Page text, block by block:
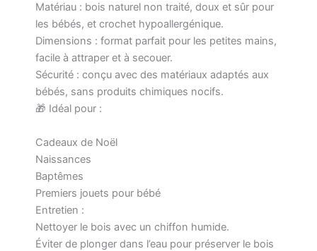
Matériau : bois naturel non traité, doux et sûr pour
les bébés, et crochet hypoallergénique.
Dimensions : format parfait pour les petites mains,
facile à attraper et à secouer.
Sécurité : conçu avec des matériaux adaptés aux
bébés, sans produits chimiques nocifs.
🎁 Idéal pour :
Cadeaux de Noël
Naissances
Baptêmes
Premiers jouets pour bébé
Entretien :
Nettoyer le bois avec un chiffon humide.
Éviter de plonger dans l’eau pour préserver le bois